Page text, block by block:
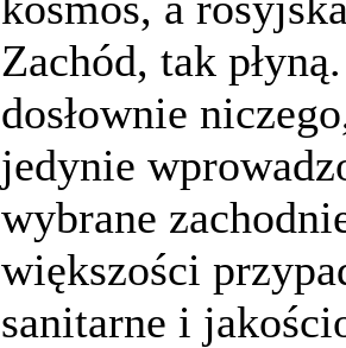
Zachód, tak
dosłownie
jedynie
wybrane
większości
sanitarne i